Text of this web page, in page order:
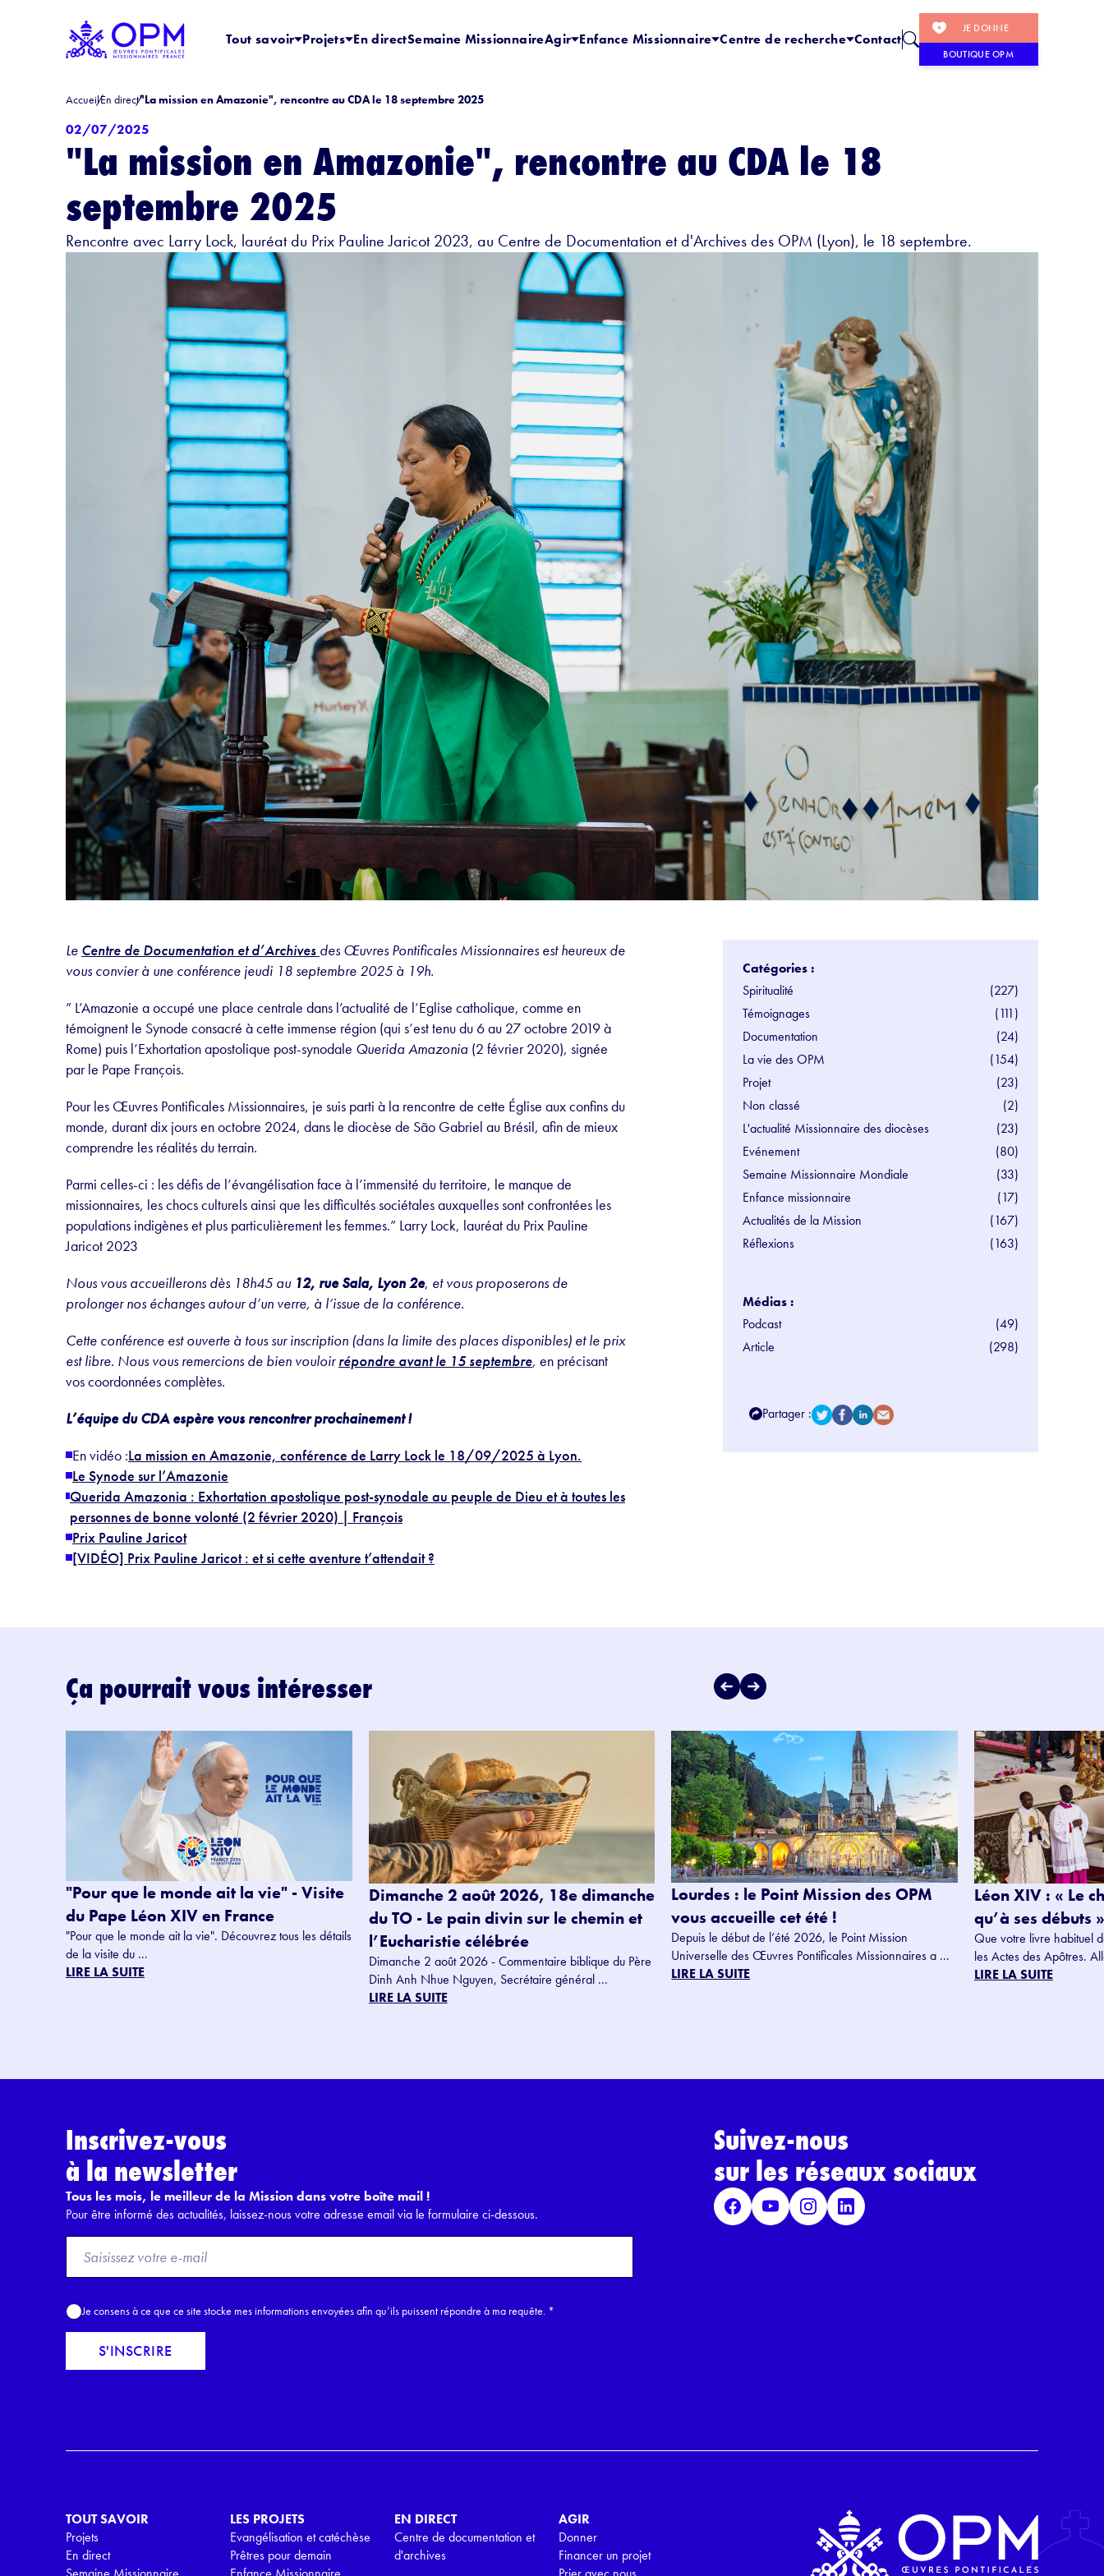
Tout savoir Projets En directSemaine MissionnaireAgir Enfance Missionnaire Centre de recherche Contact
JE DONNE
BOUTIQUE OPM
AccueilEn direct"La mission en Amazonie", rencontre au CDA le 18 septembre 2025
02/07/2025
"La mission en Amazonie", rencontre au CDA le 18
septembre 2025
Rencontre avec Larry Lock, lauréat du Prix Pauline Jaricot 2023, au Centre de Documentation et d'Archives des OPM (Lyon), le 18 septembre.
Le Centre de Documentation et d’Archives des Œuvres Pontificales Missionnaires est heureux de
vous convier à une conférence jeudi 18 septembre 2025 à 19h.
” L’Amazonie a occupé une place centrale dans l’actualité de l’Eglise catholique, comme en
témoignent le Synode consacré à cette immense région (qui s’est tenu du 6 au 27 octobre 2019 à
Rome) puis l’Exhortation apostolique post-synodale Querida Amazonia (2 février 2020), signée
par le Pape François.
Pour les Œuvres Pontificales Missionnaires, je suis parti à la rencontre de cette Église aux confins du
monde, durant dix jours en octobre 2024, dans le diocèse de São Gabriel au Brésil, afin de mieux
comprendre les réalités du terrain.
Parmi celles-ci : les défis de l’évangélisation face à l’immensité du territoire, le manque de
missionnaires, les chocs culturels ainsi que les difficultés sociétales auxquelles sont confrontées les
populations indigènes et plus particulièrement les femmes.” Larry Lock, lauréat du Prix Pauline
Jaricot 2023
Nous vous accueillerons dès 18h45 au 12, rue Sala, Lyon 2e, et vous proposerons de
prolonger nos échanges autour d’un verre, à l’issue de la conférence.
Cette conférence est ouverte à tous sur inscription (dans la limite des places disponibles) et le prix
est libre. Nous vous remercions de bien vouloirrépondre avant le 15 septembre, en précisant
vos coordonnées complètes.
L’équipe du CDA espère vous rencontrer prochainement !
En vidéo :La mission en Amazonie, conférence de Larry Lock le 18/09/2025 à Lyon.
Le Synode sur l’Amazonie
Querida Amazonia : Exhortation apostolique post-synodale au peuple de Dieu et à toutes les
personnes de bonne volonté (2 février 2020) | François
Prix Pauline Jaricot
[VIDÉO] Prix Pauline Jaricot : et si cette aventure t’attendait ?
Catégories :
Spiritualité
(227)
Témoignages
(111)
Documentation
(24)
La vie des OPM
(154)
Projet
(23)
Non classé
(2)
L'actualité Missionnaire des diocèses
(23)
Evénement
(80)
Semaine Missionnaire Mondiale
(33)
Enfance missionnaire
(17)
Actualités de la Mission
(167)
Réflexions
(163)
Médias :
Podcast
(49)
Article
(298)
Partager :
Ça pourrait vous intéresser
"Pour que le monde ait la vie" - Visite
du Pape Léon XIV en France
"Pour que le monde ait la vie". Découvrez tous les détails
de la visite du ...
LIRE LA SUITE
Dimanche 2 août 2026, 18e dimanche
du TO - Le pain divin sur le chemin et
l’Eucharistie célébrée
Dimanche 2 août 2026 - Commentaire biblique du Père
Dinh Anh Nhue Nguyen, Secrétaire général ...
LIRE LA SUITE
Lourdes : le Point Mission des OPM
vous accueille cet été !
Depuis le début de l’été 2026, le Point Mission
Universelle des Œuvres Pontificales Missionnaires a ...
LIRE LA SUITE
Léon XIV : « Le
qu’à ses débuts
Que votre livre habituel
les Actes des Apôtres.
LIRE LA SUITE
Inscrivez-vous
à la newsletter
Tous les mois, le meilleur de la Mission dans votre boîte mail !
Pour être informé des actualités, laissez-nous votre adresse email via le formulaire ci-dessous.
o
E
m
i
A
c
P
Je consens à ce que ce site stocke mes informations envoyées afin qu’ils puissent répondre à ma requête. *
S'INSCRIRE
Suivez-nous
sur les réseaux sociaux
TOUT SAVOIR
Projets
En direct
LES PROJETS
Evangélisation et catéchèse
Prêtres pour demain
EN DIRECT
Centre de documentation et
d'archives
AGIR
Donner
Financer un projet